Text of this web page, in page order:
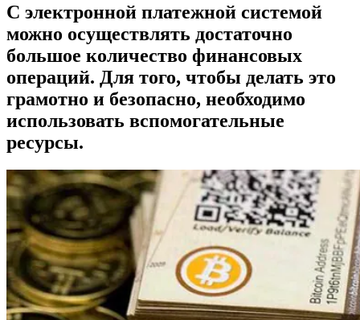
С электронной платежной системой
можно осуществлять достаточно
большое количество финансовых
операций. Для того, чтобы делать это
грамотно и безопасно, необходимо
использовать вспомогательные
ресурсы.